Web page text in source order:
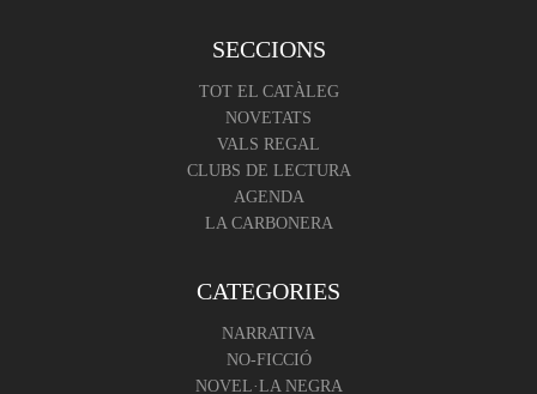
SECCIONS
TOT EL CATÀLEG
NOVETATS
VALS REGAL
CLUBS DE LECTURA
AGENDA
LA CARBONERA
CATEGORIES
NARRATIVA
NO-FICCIÓ
NOVEL·LA NEGRA